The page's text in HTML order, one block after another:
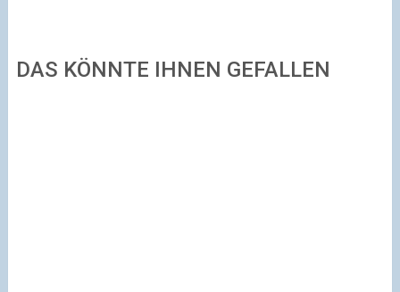
DAS KÖNNTE IHNEN GEFALLEN